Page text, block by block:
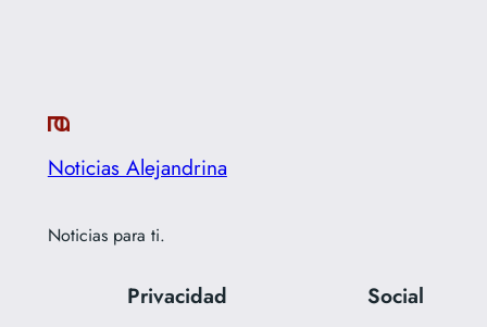
Noticias Alejandrina
Noticias para ti.
Privacidad Social